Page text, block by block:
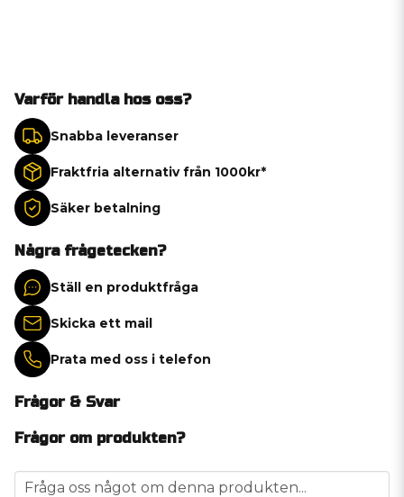
Varför handla hos oss?
Snabba leveranser
Fraktfria alternativ från 1000kr*
Säker betalning
Några frågetecken?
Ställ en produktfråga
Skicka ett mail
Prata med oss i telefon
Frågor & Svar
Frågor om produkten?
question
Fråga oss något om denna produkten...